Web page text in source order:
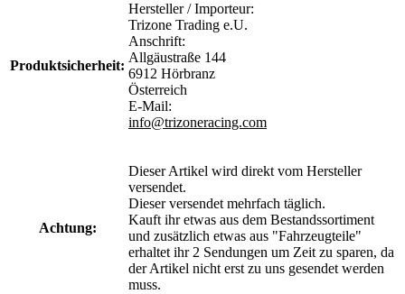
Produktsicherheit:
Hersteller / Importeur:
Trizone Trading e.U.
Anschrift:
Allgäustraße 144
6912 Hörbranz
Österreich
E-Mail:
info@trizoneracing.com
Achtung:
Dieser Artikel wird direkt vom Hersteller
versendet.
Dieser versendet mehrfach täglich.
Kauft ihr etwas aus dem Bestandssortiment
und zusätzlich etwas aus "Fahrzeugteile"
erhaltet ihr 2 Sendungen um Zeit zu sparen, da
der Artikel nicht erst zu uns gesendet werden
muss.